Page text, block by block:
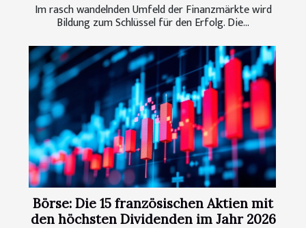
Im rasch wandelnden Umfeld der Finanzmärkte wird
Bildung zum Schlüssel für den Erfolg. Die...
Börse: Die 15 französischen Aktien mit
den höchsten Dividenden im Jahr 2026